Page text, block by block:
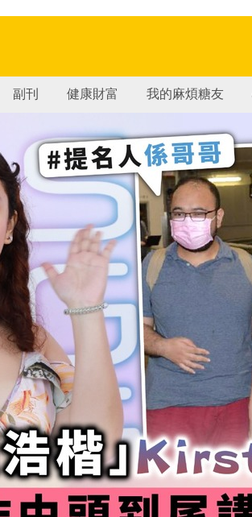
副刊 健康財富 我的麻煩糖友